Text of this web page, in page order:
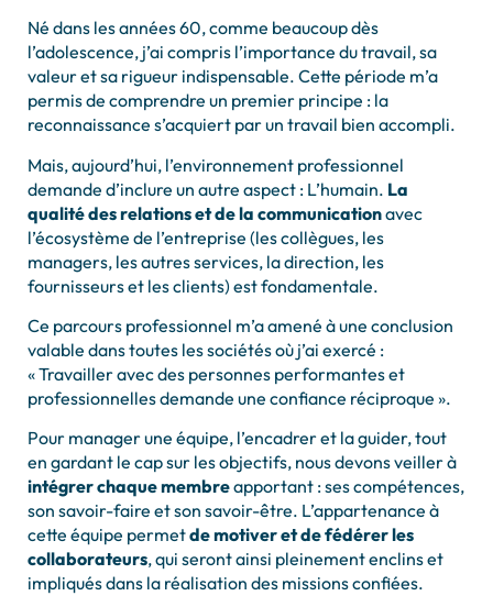
Né dans les années 60, comme beaucoup dès
l’adolescence, j’ai compris l’importance du travail, sa
valeur et sa rigueur indispensable. Cette période m’a
permis de comprendre un premier principe : la
reconnaissance s’acquiert par un travail bien accompli.
Mais, aujourd’hui, l’environnement professionnel
demande d’inclure un autre aspect : L’humain. La
qualité des relations et de la communicationavec
l’écosystème de l’entreprise (les collègues, les
managers, les autres services, la direction, les
fournisseurs et les clients) est fondamentale.
Ce parcours professionnel m’a amené à une conclusion
valable dans toutes les sociétés où j’ai exercé :
« Travailler avec des personnes performantes et
professionnelles demande une confiance réciproque ».
Pour manager une équipe, l’encadrer et la guider, tout
en gardant le cap sur les objectifs, nous devons veiller à
intégrer chaque membreapportant : ses compétences,
son savoir-faire et son savoir-être. L’appartenance à
cette équipe permetde motiver et de fédérer les
collaborateurs, qui seront ainsi pleinement enclins et
impliqués dans la réalisation des missions confiées.